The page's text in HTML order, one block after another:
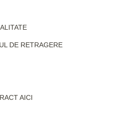
DE RETRAGERE
AICI